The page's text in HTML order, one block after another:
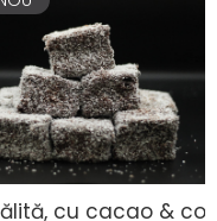
cu cacao &